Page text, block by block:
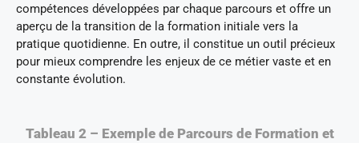
compétences développées par chaque parcours et offre un
aperçu de la transition de la formation initiale vers la
pratique quotidienne. En outre, il constitue un outil précieux
pour mieux comprendre les enjeux de ce métier vaste et en
constante évolution.
Tableau 2 – Exemple de Parcours de Formation et